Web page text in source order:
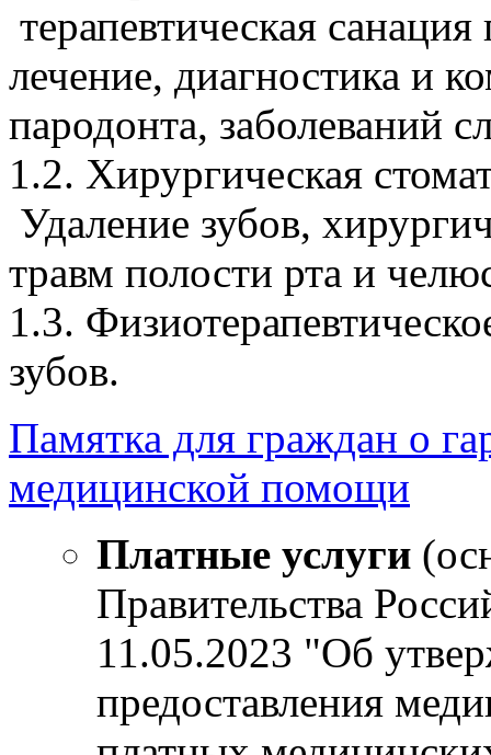
терапевтическая
лечение, диагностика и
пародонта, заболеваний
1.2. Хирургическая
Удаление зубов,
травм полости рта и
1.3.
зубов.
Памятка для граждан о
медицинской помощи
Платные услуги
Правительства
11.05.2023 "Об
предоставления